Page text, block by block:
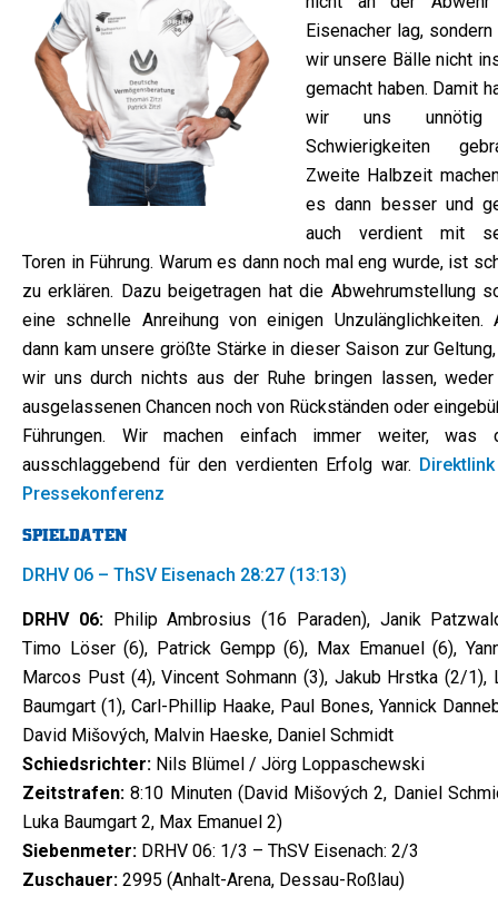
Eisenacher lag,
wir unsere Bälle nicht
gemacht haben. Damit
wir uns
Schwierigkeiten
Zweite Halbzeit
es dann besser und
auch verdient mit
Toren in Führung. Warum es dann noch mal eng wurde, ist
zu erklären. Dazu beigetragen hat die Abwehrumstellung
eine schnelle Anreihung von einigen Unzulänglichkeiten.
dann kam unsere größte Stärke in dieser Saison zur
wir uns durch nichts aus der Ruhe bringen lassen,
ausgelassenen Chancen noch von Rückständen oder
Führungen. Wir machen einfach immer weiter, was
ausschlaggebend für den verdienten Erfolg war.
Pressekonferenz
SPIELDATEN
DRHV 06 – ThSV Eisenach 28:27 (13:13)
DRHV 06:Philip Ambrosius (16 Paraden), Janik
Timo Löser (6), Patrick Gempp (6), Max Emanuel (6),
Marcos Pust (4), Vincent Sohmann (3), Jakub Hrstka (2/1),
Baumgart (1), Carl-Phillip Haake, Paul Bones, Yannick
David Mišových, Malvin Haeske, Daniel Schmidt
Schiedsrichter: Nils Blümel / Jörg Loppaschewski
Zeitstrafen: 8:10 Minuten (David Mišových 2, Daniel
Luka Baumgart 2, Max Emanuel 2)
Siebenmeter: DRHV 06: 1/3 – ThSV Eisenach: 2/3
Zuschauer: 2995 (Anhalt-Arena, Dessau-Roßlau)